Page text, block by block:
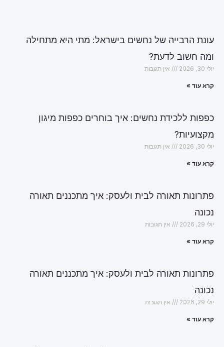
עונת הרבייה של נחשים בישראל: מתי היא מתחילה
ומה חשוב לדעת?
יולי 30, 2026 אין תגובות
קרא עוד »
כפפות ללכידת נחשים: איך בוחרים כפפות מיגון
מקצועיות?
יולי 30, 2026 אין תגובות
קרא עוד »
פתרונות תאורה לבית ולעסק: איך מתכננים תאורה
נכונה
יולי 29, 2026 אין תגובות
קרא עוד »
פתרונות תאורה לבית ולעסק: איך מתכננים תאורה
נכונה
יולי 29, 2026 אין תגובות
קרא עוד »